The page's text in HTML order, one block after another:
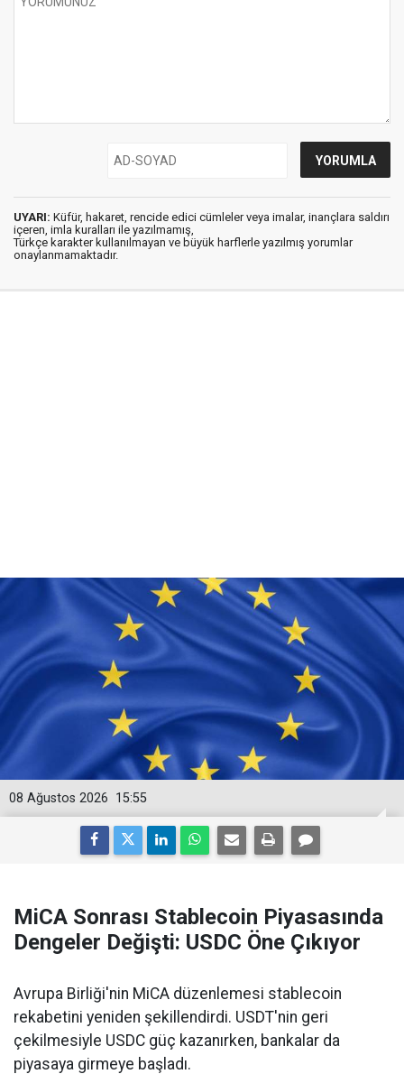
UYARI: Küfür, hakaret, rencide edici cümleler veya imalar, inançlara saldırı
içeren, imla kuralları ile yazılmamış,
Türkçe karakter kullanılmayan ve büyük harflerle yazılmış yorumlar
onaylanmamaktadır.
15:55
08 Ağustos 2026
MiCA Sonrası Stablecoin Piyasasında
Dengeler Değişti: USDC Öne Çıkıyor
Avrupa Birliği'nin MiCA düzenlemesi stablecoin
rekabetini yeniden şekillendirdi. USDT'nin geri
çekilmesiyle USDC güç kazanırken, bankalar da
piyasaya girmeye başladı.